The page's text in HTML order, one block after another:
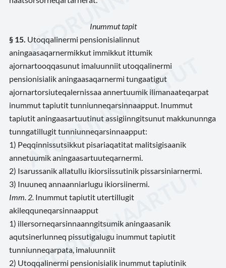
Inummut tapit
§ 15. Utoqqalinermi pensionisialinnut
aningaasaqarnermikkut immikkut ittumik
ajornartooqqasunut imaluunniit utoqqalinermi
pensionisialik aningaasaqarnermi tungaatigut
ajornartorsiuteqalernissaa annertuumik ilimanaateqarpat
inummut tapiutit tunniunneqarsinnaapput. Inummut
tapiutit aningaasartuutinut assigiinngitsunut makkununnga
tunngatillugit tunniunneqarsinnaapput:
1) Peqqinnissutsikkut pisariaqatitat malitsigisaanik
annetuumik aningaasartuuteqarnermi.
2) Isarussanik allatullu ikiorsiissutinik pissarsiniarnermi.
3) Inuuneq annaanniarlugu ikiorsiinermi.
Imm. 2. Inummut tapiutit utertillugit
akileqquneqarsinnaapput
1) illersorneqarsinnaanngitsumik aningaasanik
aqutsinerlunneq pissutigalugu inummut tapiutit
tunniunneqarpata, imaluunniit
2) Utoqqalinermi pensionisialik inummut tapiutinik